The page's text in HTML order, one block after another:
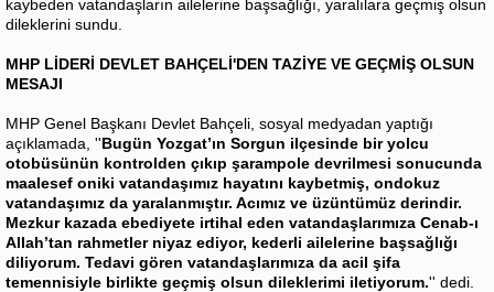
kaybeden vatandaşların ailelerine başsağlığı, yaralılara geçmiş olsun
dileklerini sundu.
MHP LİDERİ DEVLET BAHÇELİ'DEN TAZİYE VE GEÇMİŞ OLSUN
MESAJI
MHP Genel Başkanı Devlet Bahçeli, sosyal medyadan yaptığı
açıklamada, ''Bugün Yozgat’ın Sorgun ilçesinde bir yolcu
otobüsünün kontrolden çıkıp şarampole devrilmesi sonucunda
maalesef oniki vatandaşımız hayatını kaybetmiş, ondokuz
vatandaşımız da yaralanmıştır. Acımız ve üzüntümüz derindir.
Mezkur kazada ebediyete irtihal eden vatandaşlarımıza Cenab-ı
Allah’tan rahmetler niyaz ediyor, kederli ailelerine başsağlığı
diliyorum. Tedavi gören vatandaşlarımıza da acil şifa
temennisiyle birlikte geçmiş olsun dileklerimi iletiyorum.'' dedi.